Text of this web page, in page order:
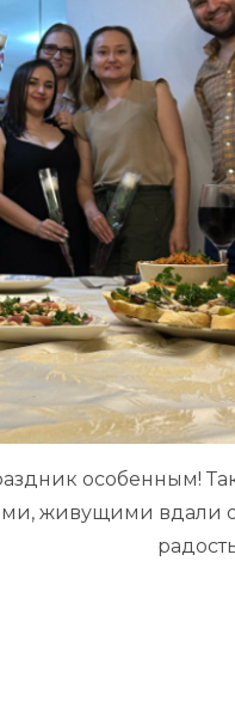
особенным!
живущими вдали